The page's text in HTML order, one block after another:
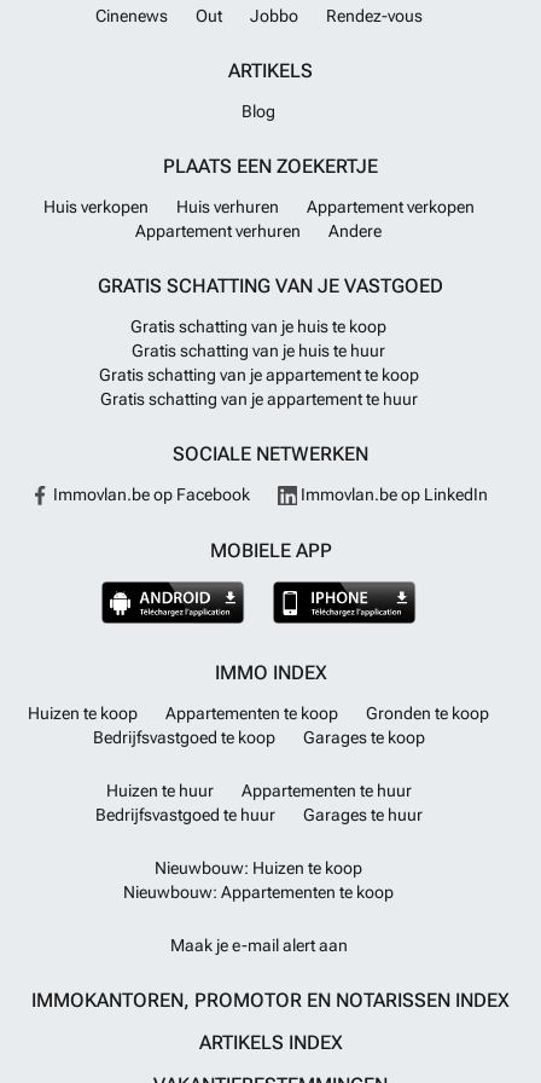
Cinenews
Out Jobbo Rendez-vous
ARTIKELS
Blog
PLAATS EEN ZOEKERTJE
Huis verkopen Huis verhuren
Appartement verkopen
Appartement verhuren
Andere
GRATIS SCHATTING VAN JE VASTGOED
Gratis schatting van je huis te koop
Gratis schatting van je huis te huur
Gratis schatting van je appartement te koop
Gratis schatting van je appartement te huur
SOCIALE NETWERKEN
Immovlan.be op Facebook Immovlan.be op LinkedIn
MOBIELE APP
IMMO INDEX
Huizen te koop Appartementen te koop
Gronden te koop
Bedrijfsvastgoed te koop
Garages te koop
Huizen te huur
Appartementen te huur
Bedrijfsvastgoed te huur
Garages te huur
Nieuwbouw: Huizen te koop
Nieuwbouw: Appartementen te koop
Maak je e-mail alert aan
IMMOKANTOREN, PROMOTOR EN NOTARISSEN INDEX
ARTIKELS INDEX